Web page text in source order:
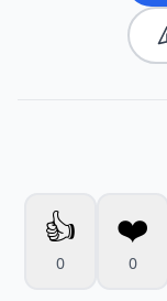
👍
0
❤️
0